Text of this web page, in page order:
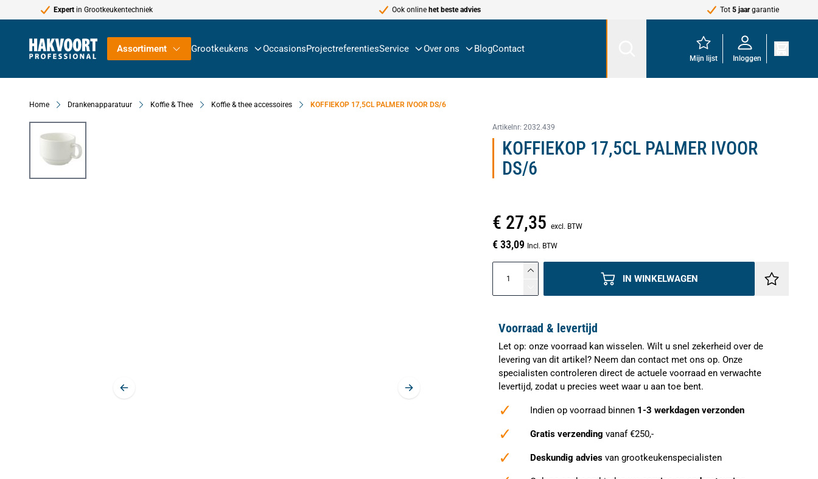
Expert in Grootkeukentechniek Ook online het beste advies Tot 5 jaargarantie
Assortiment Grootkeukens OccasionsProjectreferentiesService Over ons BlogContact
Mijn lijst Inloggen
Home Drankenapparatuur Koffie & Thee Koffie & thee accessoires KOFFIEKOP 17,5CL PALMER IVOOR DS/6
Artikelnr: 2032.439
KOFFIEKOP 17,5CL PALMER IVOOR
DS/6
€ 27,35 excl. BTW
€ 33,09 Incl. BTW
IN WINKELWAGEN
Voorraad & levertijd
Let op: onze voorraad kan wisselen. Wilt u snel zekerheid over de
levering van dit artikel? Neem dan contact met ons op. Onze
specialisten controleren direct de actuele voorraad en verwachte
levertijd, zodat u precies weet waar u aan toe bent.
✓ Indien op voorraad binnen 1-3 werkdagen verzonden
✓ Gratis verzending vanaf €250,-
✓ Deskundig advies van grootkeukenspecialisten